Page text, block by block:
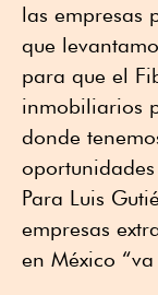
las empresas
que
para que el
inmobiliarios
donde
Para Luis
empresas
en México